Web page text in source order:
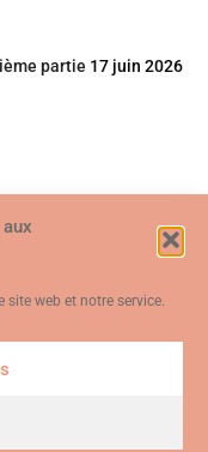
web et notre service.
partie 17 juin 2026
utilisés. Visitez notre